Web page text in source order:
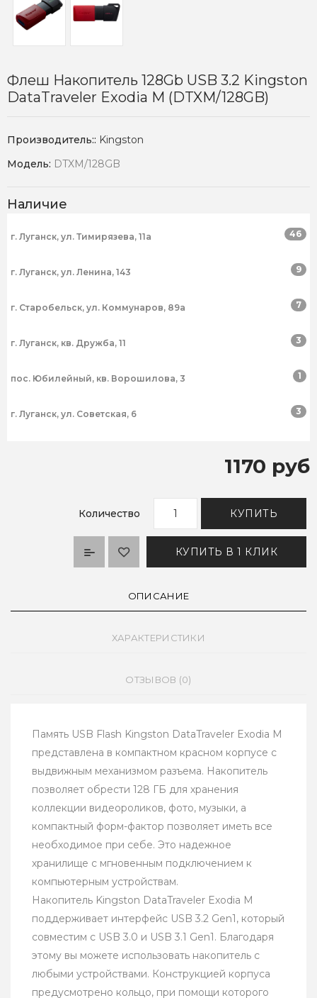
Флеш Накопитель 128Gb USB 3.2 Kingston
DataTraveler Exodia M (DTXM/128GB)
Производитель:: Kingston
Модель: DTXM/128GB
Наличие
г. Луганск, ул. Тимирязева, 11а 46
г. Луганск, ул. Ленина, 143 9
г. Старобельск, ул. Коммунаров, 89а 7
г. Луганск, кв. Дружба, 11 3
пос. Юбилейный, кв. Ворошилова, 3 1
г. Луганск, ул. Советская, 6 3
1170 руб
Количество КУПИТЬ
КУПИТЬ В 1 КЛИК
ОПИСАНИЕ
ХАРАКТЕРИСТИКИ
ОТЗЫВОВ (0)
Память USB Flash Kingston DataTraveler Exodia M
представлена в компактном красном корпусе с
выдвижным механизмом разъема. Накопитель
позволяет обрести 128 ГБ для хранения
коллекции видеороликов, фото, музыки, а
компактный форм-фактор позволяет иметь все
необходимое при себе. Это надежное
хранилище с мгновенным подключением к
компьютерным устройствам.
Накопитель Kingston DataTraveler Exodia M
поддерживает интерфейс USB 3.2 Gen1, который
совместим с USB 3.0 и USB 3.1 Gen1. Благодаря
этому вы можете использовать накопитель с
любыми устройствами. Конструкцией корпуса
предусмотрено кольцо, при помощи которого